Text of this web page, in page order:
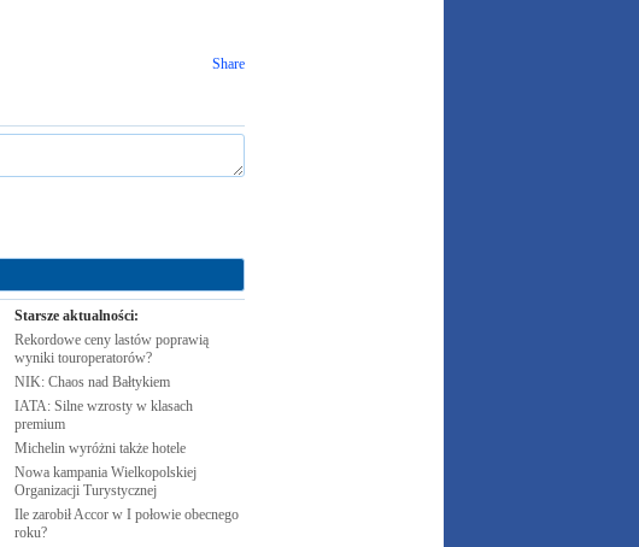
Share
Starsze aktualności:
Rekordowe ceny lastów poprawią
wyniki touroperatorów?
NIK: Chaos nad Bałtykiem
IATA: Silne wzrosty w klasach
premium
Michelin wyróżni także hotele
Nowa kampania Wielkopolskiej
Organizacji Turystycznej
Ile zarobił Accor w I połowie obecnego
roku?